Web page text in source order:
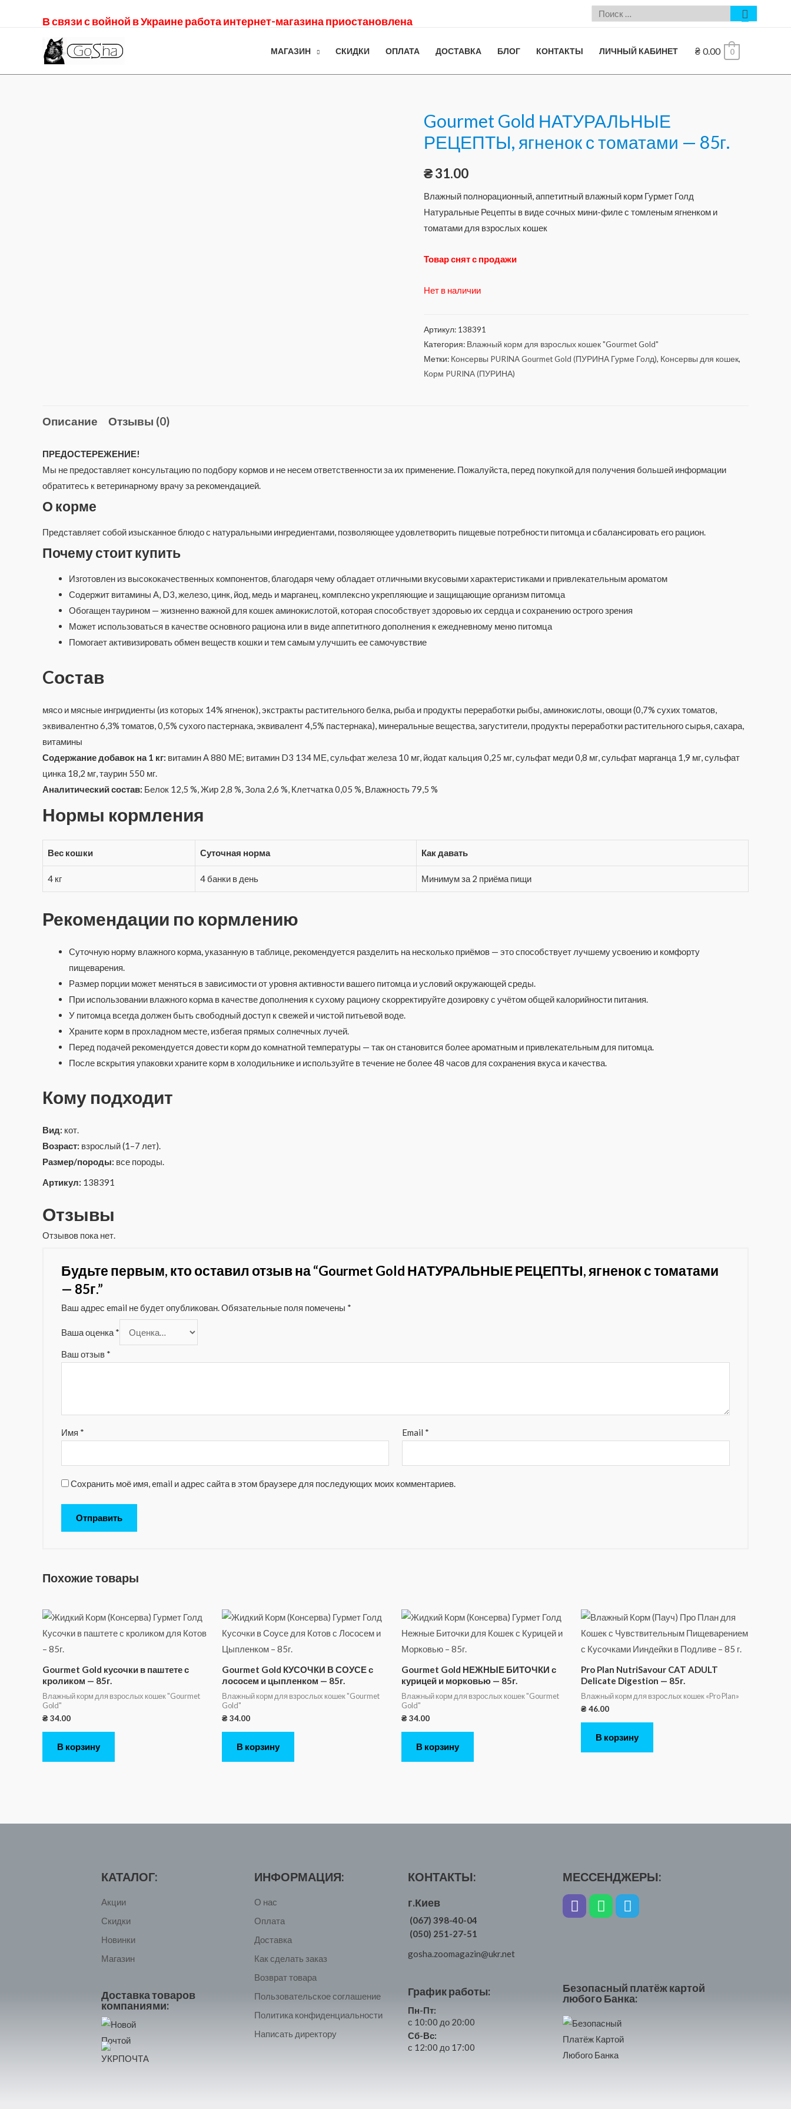
В связи с войной в Украине работа интернет-магазина приостановлена
МАГАЗИН СКИДКИ ОПЛАТА ДОСТАВКА БЛОГ КОНТАКТЫ ЛИЧНЫЙ КАБИНЕТ ₴ 0.00 0
Gourmet Gold НАТУРАЛЬНЫЕ
РЕЦЕПТЫ, ягненок с томатами — 85г.
₴31.00
Влажный полнорационный, аппетитный влажный корм Гурмет Голд
Натуральные Рецепты в виде сочных мини-филе с томленым ягненком и
томатами для взрослых кошек
Товар снят с продажи
Нет в наличии
Артикул: 138391
Категория: Влажный корм для взрослых кошек "Gourmet Gold"
Метки: Консервы PURINA Gourmet Gold (ПУРИНА Гурме Голд), Консервы для кошек,
Корм PURINA (ПУРИНА)
Описание Отзывы (0)
ПРЕДОСТЕРЕЖЕНИЕ!
Мы не предоставляет консультацию по подбору кормов и не несем ответственности за их применение. Пожалуйста, перед покупкой для получения большей информации
обратитесь к ветеринарному врачу за рекомендацией.
О корме
Представляет собой изысканное блюдо с натуральными ингредиентами, позволяющее удовлетворить пищевые потребности питомца и сбалансировать его рацион.
Почему стоит купить
Изготовлен из высококачественных компонентов, благодаря чему обладает отличными вкусовыми характеристиками и привлекательным ароматом
Содержит витамины А, D3, железо, цинк, йод, медь и марганец, комплексно укрепляющие и защищающие организм питомца
Обогащен таурином — жизненно важной для кошек аминокислотой, которая способствует здоровью их сердца и сохранению острого зрения
Может использоваться в качестве основного рациона или в виде аппетитного дополнения к ежедневному меню питомца
Помогает активизировать обмен веществ кошки и тем самым улучшить ее самочувствие
Cостав
мясо и мясные ингридиенты (из которых 14% ягненок), экстракты растительного белка, рыба и продукты переработки рыбы, аминокислоты, овощи (0,7% сухих томатов,
эквивалентно 6,3% томатов, 0,5% сухого пастернака, эквивалент 4,5% пастернака), минеральные вещества, загустители, продукты переработки растительного сырья, сахара,
витамины
Содержание добавок на 1 кг: витамин А 880 МЕ; витамин D3 134 МЕ, сульфат железа 10 мг, йодат кальция 0,25 мг, сульфат меди 0,8 мг, сульфат марганца 1,9 мг, сульфат
цинка 18,2 мг, таурин 550 мг.
Аналитический состав: Белок 12,5 %, Жир 2,8 %, Зола 2,6 %, Клетчатка 0,05 %, Влажность 79,5 %
Нормы кормления
Вес кошки Суточная норма Как давать
4 кг 4 банки в день Минимум за 2 приёма пищи
Рекомендации по кормлению
Суточную норму влажного корма, указанную в таблице, рекомендуется разделить на несколько приёмов — это способствует лучшему усвоению и комфорту
пищеварения.
Размер порции может меняться в зависимости от уровня активности вашего питомца и условий окружающей среды.
При использовании влажного корма в качестве дополнения к сухому рациону скорректируйте дозировку с учётом общей калорийности питания.
У питомца всегда должен быть свободный доступ к свежей и чистой питьевой воде.
Храните корм в прохладном месте, избегая прямых солнечных лучей.
Перед подачей рекомендуется довести корм до комнатной температуры — так он становится более ароматным и привлекательным для питомца.
После вскрытия упаковки храните корм в холодильнике и используйте в течение не более 48 часов для сохранения вкуса и качества.
Кому подходит
Вид: кот.
Возраст: взрослый (1–7 лет).
Размер/породы: все породы.
Артикул: 138391
Отзывы
Отзывов пока нет.
Будьте первым, кто оставил отзыв на “Gourmet Gold НАТУРАЛЬНЫЕ РЕЦЕПТЫ, ягненок с томатами
— 85г.”
Ваш адрес email не будет опубликован. Обязательные поля помечены *
Ваша оценка *
Ваш отзыв *
Имя * Email *
Сохранить моё имя, email и адрес сайта в этом браузере для последующих моих комментариев.
Похожие товары
Gourmet Gold кусочки в паштете с
кроликом — 85г.
Влажный корм для взрослых кошек "Gourmet
Gold"
₴ 34.00
В корзину
Gourmet Gold КУСОЧКИ В СОУСЕ с
лососем и цыпленком — 85г.
Влажный корм для взрослых кошек "Gourmet
Gold"
₴ 34.00
В корзину
Gourmet Gold НЕЖНЫЕ БИТОЧКИ с
курицей и морковью — 85г.
Влажный корм для взрослых кошек "Gourmet
Gold"
₴ 34.00
В корзину
Pro Plan NutriSavour CAT ADULT
Delicate Digestion — 85г.
Влажный корм для взрослых кошек «Pro Plan»
₴ 46.00
В корзину
КАТАЛОГ:
Акции
Скидки
Новинки
Магазин
Доставка товаров
компаниями:
ИНФОРМАЦИЯ:
О нас
Оплата
Доставка
Как сделать заказ
Возврат товара
Пользовательское соглашение
Политика конфиденциальности
Написать директору
КОНТАКТЫ:
г.Киев
(067) 398-40-04
(050) 251-27-51
gosha.zoomagazin@ukr.net
График работы:
Пн-Пт:
с 10:00 до 20:00
Сб-Вс:
с 12:00 до 17:00
МЕССЕНДЖЕРЫ:
Безопасный платёж картой
любого Банка: